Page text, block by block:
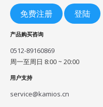
免费注册 登陆
产品购买咨询
0512-89160869
周一至周日 8:00 ~ 20:00
用户支持
service@kamios.cn